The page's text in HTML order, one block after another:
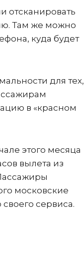
отсканировать
Там же можно
куда будет
для тех,
в «красном
этого месяца
вылета из
московские
сервиса.